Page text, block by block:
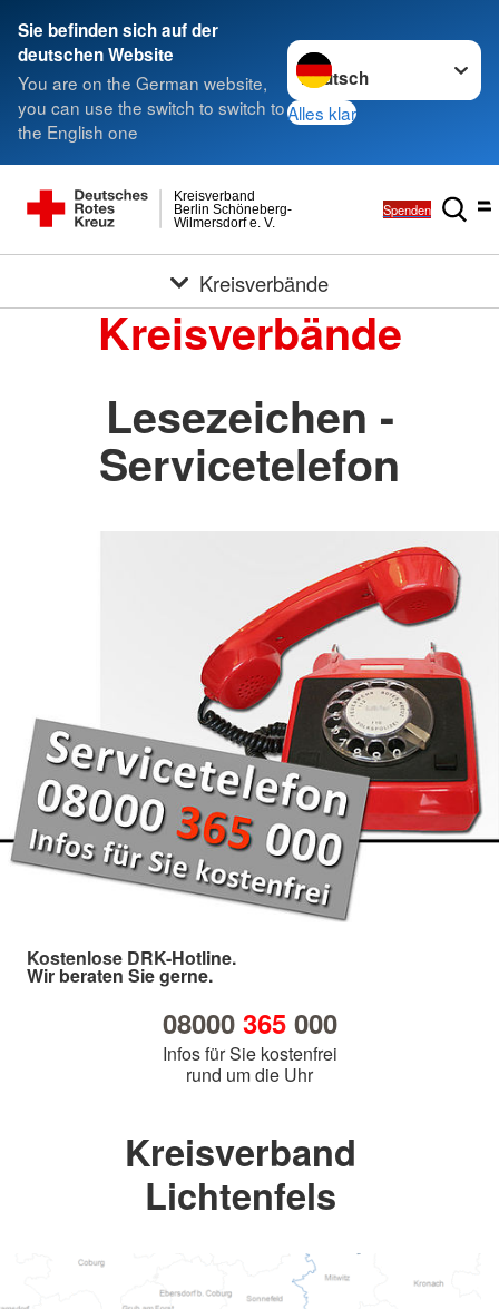
Sie befinden sich auf der
deutschen Website
You are on the German website,
you can use the switch to switch to
the English one
Sprache wechseln zu
Alles klar
Wilmersdorf e. V.
Berlin Schöneberg-
Kreisverband
Spenden
Kreisverbände
Kreisverbände
Lesezeichen -
Servicetelefon
Kostenlose DRK-Hotline.
Wir beraten Sie gerne.
08000 365000
Infos für Sie kostenfrei
rund um die Uhr
Kreisverband
Lichtenfels